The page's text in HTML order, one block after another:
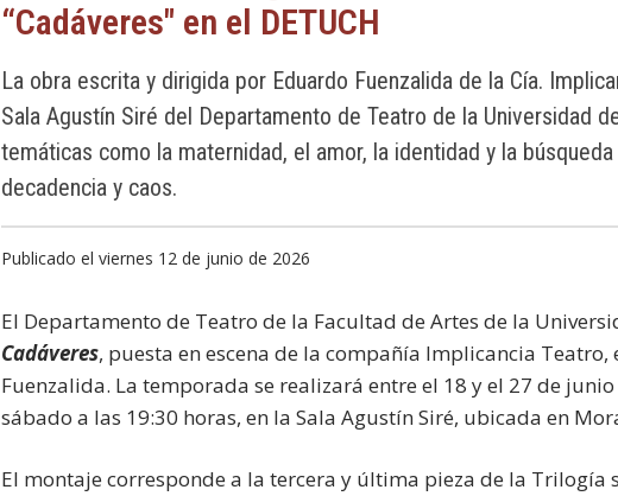
“Cadáveres" en el DETUCH
La obra escrita y dirigida por Eduardo Fuenzalida de la Cía.
Sala Agustín Siré del Departamento de Teatro de la Universidad
temáticas como la maternidad, el amor, la identidad y la
decadencia y caos.
Publicado el viernes 12 de junio de 2026
El Departamento de Teatro de la Facultad de Artes de la
Cadáveres, puesta en escena de la compañía Implicancia
Fuenzalida. La temporada se realizará entre el 18 y el 27 de
sábado a las 19:30 horas, en la Sala Agustín Siré, ubicada en
El montaje corresponde a la tercera y última pieza de la Trilogía